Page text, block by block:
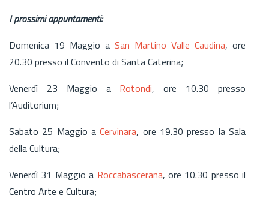
I prossimi appuntamenti:
Domenica 19 Maggio a San Martino Valle Caudina, ore
20.30 presso il Convento di Santa Caterina;
Venerdì 23 Maggio a Rotondi, ore 10.30 presso
l’Auditorium;
Sabato 25 Maggio aCervinara, ore 19.30 presso la Sala
della Cultura;
Venerdì 31 Maggio a Roccabascerana, ore 10.30 presso il
Centro Arte e Cultura;